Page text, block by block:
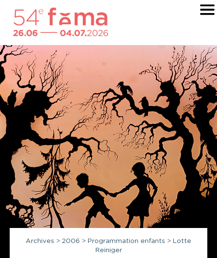
Archives > 2006 > Programmation enfants > Lotte
Reiniger